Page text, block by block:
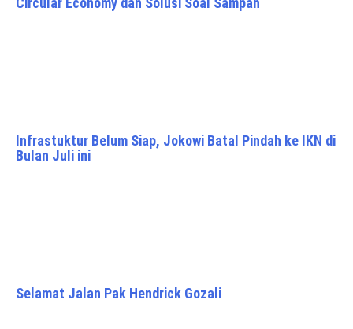
Infrastuktur Belum Siap, Jokowi Batal Pindah ke IKN di
Bulan Juli ini
Selamat Jalan Pak Hendrick Gozali